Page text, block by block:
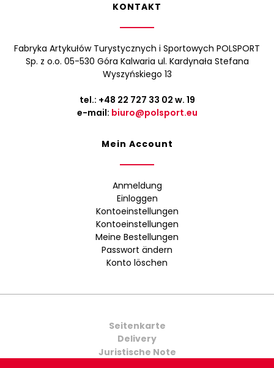
KONTAKT
Fabryka Artykułów Turystycznych i Sportowych POLSPORT
Sp. z o.o. 05-530 Góra Kalwaria ul. Kardynała Stefana
Wyszyńskiego 13
tel.: +48 22 727 33 02 w. 19
e-mail: biuro@polsport.eu
Mein Account
Anmeldung
Einloggen
Kontoeinstellungen
Kontoeinstellungen
Meine Bestellungen
Passwort ändern
Konto löschen
Seitenkarte
Delivery
Juristische Note